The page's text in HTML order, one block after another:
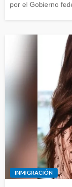
por el Gobierno
INMIGRACIÓN